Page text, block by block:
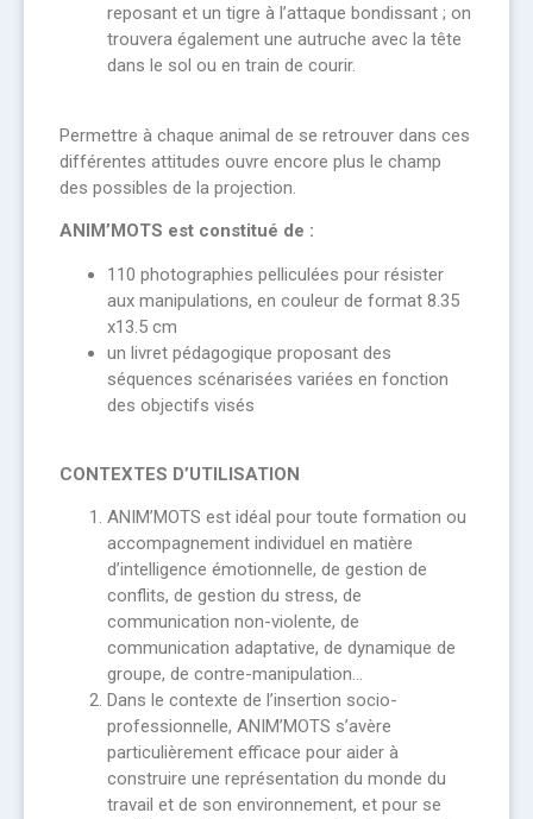
reposant et un tigre à l’attaque bondissant ; on
trouvera également une autruche avec la tête
dans le sol ou en train de courir.
Permettre à chaque animal de se retrouver dans ces
différentes attitudes ouvre encore plus le champ
des possibles de la projection.
ANIM’MOTS est constitué de :
110 photographies pelliculées pour résister
aux manipulations, en couleur de format 8.35
x13.5 cm
un livret pédagogique proposant des
séquences scénarisées variées en fonction
des objectifs visés
CONTEXTES D’UTILISATION
ANIM’MOTS est idéal pour toute formation ou
accompagnement individuel en matière
d’intelligence émotionnelle, de gestion de
conflits, de gestion du stress, de
communication non-violente, de
communication adaptative, de dynamique de
groupe, de contre-manipulation…
Dans le contexte de l’insertion socio-
professionnelle, ANIM’MOTS s’avère
particulièrement efficace pour aider à
construire une représentation du monde du
travail et de son environnement, et pour se